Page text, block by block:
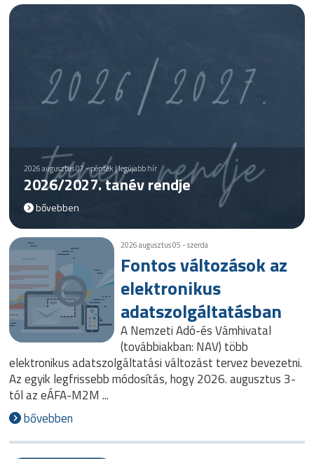
2026 augusztus 07 - péntek | legújabb hír
2026/2027. tanév rendje
bővebben
2026 augusztus 05 - szerda
Fontos változások az
elektronikus
adatszolgáltatásban
A Nemzeti Adó-és Vámhivatal
(továbbiakban: NAV) több
elektronikus adatszolgáltatási változást tervez bevezetni.
Az egyik legfrissebb módosítás, hogy 2026. augusztus 3-
tól az eÁFA-M2M ...
bővebben